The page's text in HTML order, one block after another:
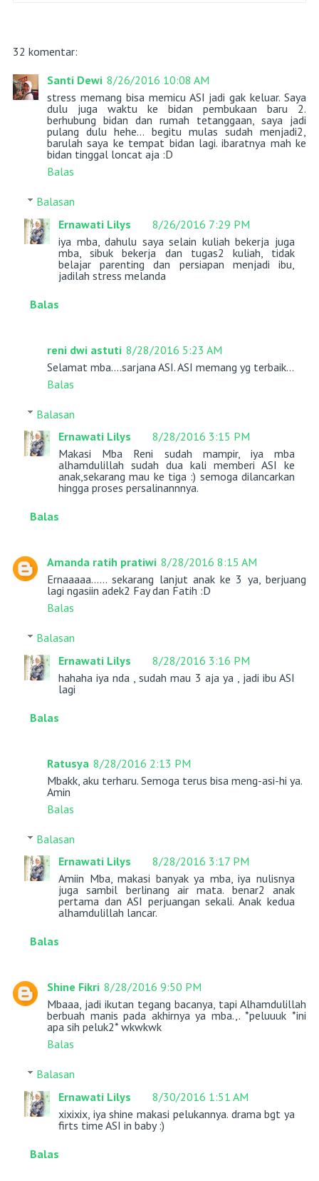
32 komentar:
Santi Dewi 8/26/2016 10:08 AM
stress memang bisa memicu ASI jadi gak keluar. Saya
dulu juga waktu ke bidan pembukaan baru 2.
berhubung bidan dan rumah tetanggaan, saya jadi
pulang dulu hehe... begitu mulas sudah menjadi2,
barulah saya ke tempat bidan lagi. ibaratnya mah ke
bidan tinggal loncat aja :D
Balas
Balasan
Ernawati Lilys
8/26/2016 7:29 PM
iya mba, dahulu saya selain kuliah bekerja juga
mba, sibuk bekerja dan tugas2 kuliah, tidak
belajar parenting dan persiapan menjadi ibu,
jadilah stress melanda
Balas
reni dwi astuti 8/28/2016 5:23 AM
Selamat mba....sarjana ASI. ASI memang yg terbaik...
Balas
Balasan
Ernawati Lilys
8/28/2016 3:15 PM
Makasi Mba Reni sudah mampir, iya mba
alhamdulillah sudah dua kali memberi ASI ke
anak,sekarang mau ke tiga :) semoga dilancarkan
hingga proses persalinannnya.
Balas
Amanda ratih pratiwi 8/28/2016 8:15 AM
Ernaaaaa...... sekarang lanjut anak ke 3 ya, berjuang
lagi ngasiin adek2 Fay dan Fatih :D
Balas
Balasan
Ernawati Lilys
8/28/2016 3:16 PM
hahaha iya nda , sudah mau 3 aja ya , jadi ibu ASI
lagi
Balas
Ratusya 8/28/2016 2:13 PM
Mbakk, aku terharu. Semoga terus bisa meng-asi-hi ya.
Amin
Balas
Balasan
Ernawati Lilys
8/28/2016 3:17 PM
Amiin Mba, makasi banyak ya mba, iya nulisnya
juga sambil berlinang air mata. benar2 anak
pertama dan ASI perjuangan sekali. Anak kedua
alhamdulillah lancar.
Balas
Shine Fikri 8/28/2016 9:50 PM
Mbaaa, jadi ikutan tegang bacanya, tapi Alhamdulillah
berbuah manis pada akhirnya ya mba.,. *peluuuk *ini
apa sih peluk2* wkwkwk
Balas
Balasan
Ernawati Lilys
8/30/2016 1:51 AM
xixixix, iya shine makasi pelukannya. drama bgt ya
firts time ASI in baby :)
Balas